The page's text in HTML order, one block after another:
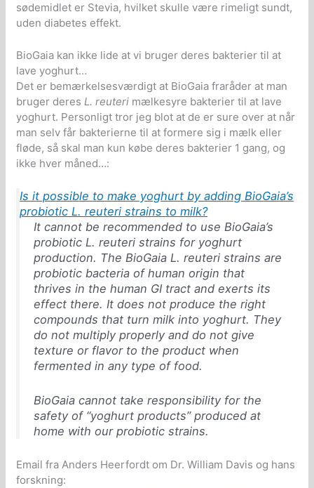
sødemidlet er Stevia, hvilket skulle være rimeligt sundt,
uden diabetes effekt.
BioGaia kan ikke lide at vi bruger deres bakterier til at
lave yoghurt…
Det er bemærkelsesværdigt at BioGaia fraråder at man
bruger deresL. reuteri mælkesyre bakterier til at lave
yoghurt. Personligt tror jeg blot at de er sure over at når
man selv får bakterierne til at formere sig i mælk eller
fløde, så skal man kun købe deres bakterier 1 gang, og
ikke hver måned…:
Is it possible to make yoghurt by adding BioGaia’s
probiotic L. reuteri strains to milk?
It cannot be recommended to use BioGaia’s
probioticL. reuteri strains for yoghurt
production. The BioGaiaL. reuteri strains are
probiotic bacteria of human origin that
thrives in the human GI tract and exerts its
effect there. It does not produce the right
compounds that turn milk into yoghurt. They
do not multiply properly and do not give
texture or flavor to the product when
fermented in any type of food.
BioGaia cannot take responsibility for the
safety of “yoghurt products” produced at
home with our probiotic strains.
Email fra Anders Heerfordt om Dr. William Davis og hans
forskning: